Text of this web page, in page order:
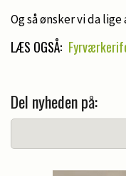
Og så ønsker vi da
LÆS OGSÅ:
Del nyheden på: